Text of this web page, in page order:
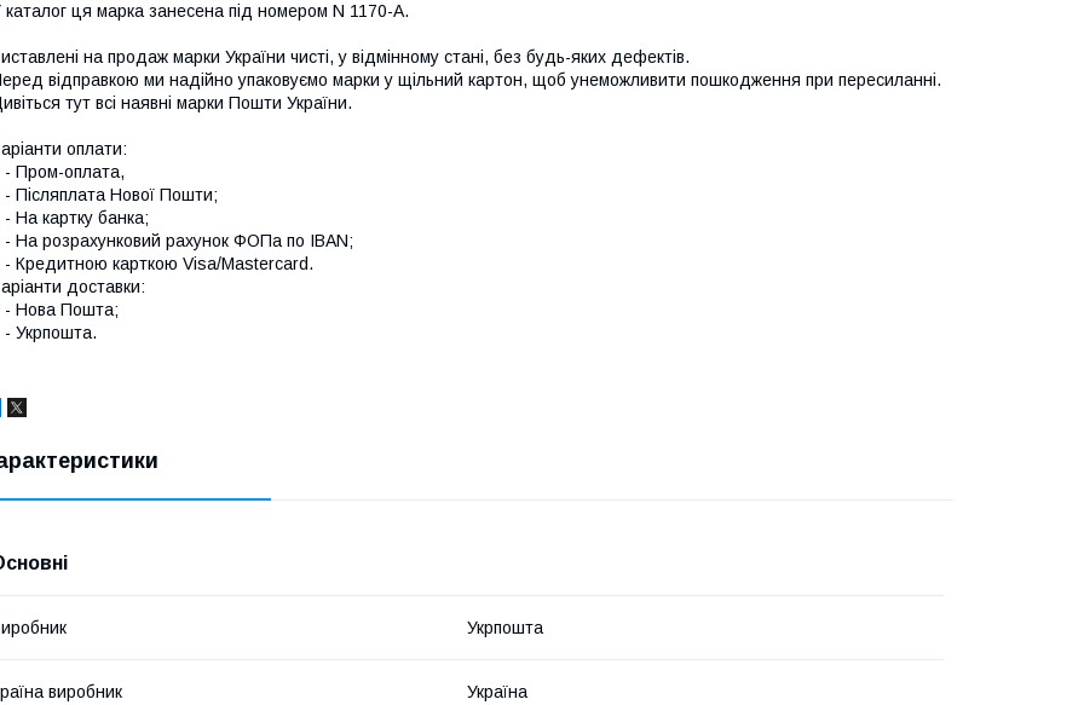
каталог ця марка занесена під номером N 1170-А.
на продаж марки України чисті, у відмінному стані, без будь-яких дефектів.
відправкою ми надійно упаковуємо марки у щільний картон, щоб унеможливити пошкодження при пересиланні.
тут всі наявні марки Пошти України.
оплати:
- Пром-оплата,
- Післяплата Нової Пошти;
- На картку банка;
- На розрахунковий рахунок ФОПа по IBAN;
- Кредитною карткою Visa/Mastercard.
доставки:
- Нова Пошта;
- Укрпошта.
Укрпошта
виробник Україна